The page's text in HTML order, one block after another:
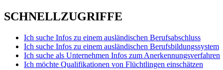
SCHNELLZUGRIFFE
Ich suche Infos zu einem ausländischen Berufsabschluss
Ich suche Infos zu einem ausländischen Berufsbildungssystem
Ich suche als Unternehmen Infos zum Anerkennungsverfahren
Ich möchte Qualifikationen von Flüchtlingen einschätzen